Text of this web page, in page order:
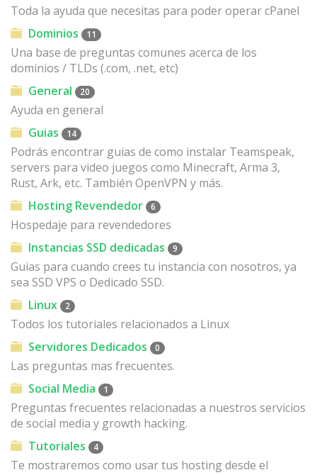
Toda la ayuda que necesitas para poder operar cPanel
Dominios
11
Una base de preguntas comunes acerca de los
dominios / TLDs (.com, .net, etc)
General
20
Ayuda en general
Guias
14
Podrás encontrar guias de como instalar Teamspeak,
servers para video juegos como Minecraft, Arma 3,
Rust, Ark, etc. También OpenVPN y más.
Hosting Revendedor
6
Hospedaje para revendedores
Instancias SSD dedicadas
9
Guias para cuando crees tu instancia con nosotros, ya
sea SSD VPS o Dedicado SSD.
Linux
2
Todos los tutoriales relacionados a Linux
Servidores Dedicados
0
Las preguntas mas frecuentes.
Social Media
1
Preguntas frecuentes relacionadas a nuestros servicios
de social media y growth hacking.
Tutoriales
4
Te mostraremos como usar tus hosting desde el